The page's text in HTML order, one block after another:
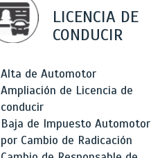
LICENCIA DE
CONDUCIR
Alta de Automotor
Ampliación de Licencia de
conducir
Baja de Impuesto Automotor
por Cambio de Radicación